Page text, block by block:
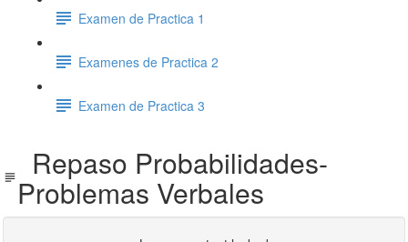
Examen de Practica 1
Examenes de Practica 2
Examen de Practica 3
Repaso Probabilidades-
Problemas Verbales